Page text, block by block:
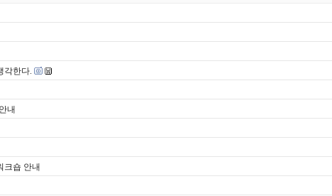
각한다.
내
크숍 안내